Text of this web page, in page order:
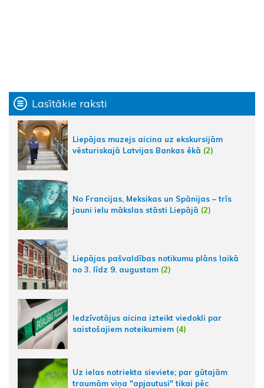
Lasītākie raksti
Liepājas muzejs aicina uz ekskursijām
vēsturiskajā Latvijas Bankas ēkā (2)
No Francijas, Meksikas un Spānijas – trīs
jauni ielu mākslas stāsti Liepājā (2)
Liepājas pašvaldības notikumu plāns laikā
no 3. līdz 9. augustam (2)
Iedzīvotājus aicina izteikt viedokli par
saistošajiem noteikumiem (4)
Uz ielas notriekta sieviete; par gūtajām
traumām viņa "apjautusi" tikai pēc